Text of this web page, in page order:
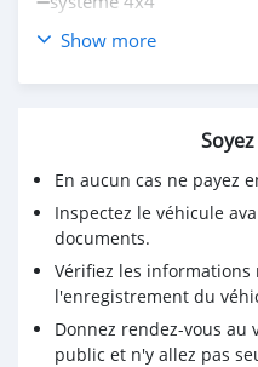
💰Prix : 6.500.000 FCFA
Show more
En aucun cas ne payez
Inspectez le véhicule
documents.
Vérifiez les
l'enregistrement du
Donnez rendez-vous
public et n'y allez pas